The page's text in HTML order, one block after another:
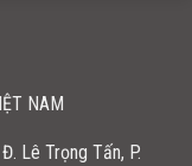
NAM
Lê Trọng Tấn, P.